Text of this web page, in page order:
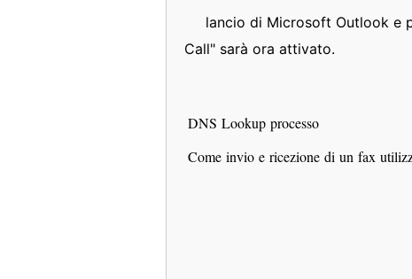
lancio di Microsoft Outlook e
Call" sarà ora attivato.
DNS Lookup processo
Come invio e ricezione di un fax